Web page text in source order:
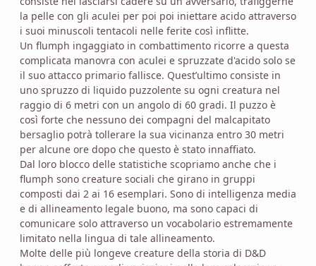
la pelle con gli aculei per poi poi iniettare acido attraverso
i suoi minuscoli tentacoli nelle ferite così inflitte.
Un flumph ingaggiato in combattimento ricorre a questa
complicata manovra con aculei e spruzzate d'acido solo se
il suo attacco primario fallisce. Quest’ultimo consiste in
uno spruzzo di liquido puzzolente su ogni creatura nel
raggio di 6 metri con un angolo di 60 gradi. Il puzzo è
così forte che nessuno dei compagni del malcapitato
bersaglio potrà tollerare la sua vicinanza entro 30 metri
per alcune ore dopo che questo è stato innaffiato.
Dal loro blocco delle statistiche scopriamo anche che i
flumph sono creature sociali che girano in gruppi
composti dai 2 ai 16 esemplari. Sono di intelligenza media
e di allineamento legale buono, ma sono capaci di
comunicare solo attraverso un vocabolario estremamente
limitato nella lingua di tale allineamento.
Molte delle più longeve creature della storia di D&D